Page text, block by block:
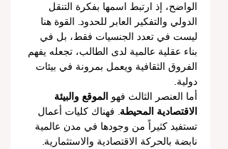
الواضح، إذ ارتبط اسمها بفكرة التنقل
الدولي والتفكير العابر للحدود. القوة هنا
ليست في تعدد الجنسيات فقط، بل في
بناء عقلية عالمية لدى الطالب، تجعله يفهم
الفروق الثقافية ويعمل بمرونة في بيئات
دولية.
أما العنصر الثالث فهو الموقع والبيئة
الاقتصادية المحيطة . فهناك كليات أعمال
تستفيد كثيراً من وجودها في مدن عالمية
نابضة بالحركة الاقتصادية والاستثمارية.